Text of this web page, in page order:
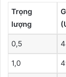
Trọng
lượng
0,5
1,0